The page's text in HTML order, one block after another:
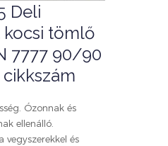
Deli
tömlő
7777 90/90
Ózonnak és
ellenálló.
és